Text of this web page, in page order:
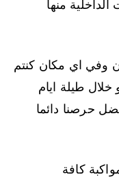
الداخلية منها
وفي اي مكان كنتم
طيلة ايام
حرصنا دائما
كافة